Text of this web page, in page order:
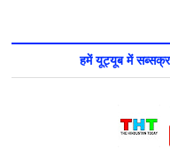
हमें यूट्यूब में